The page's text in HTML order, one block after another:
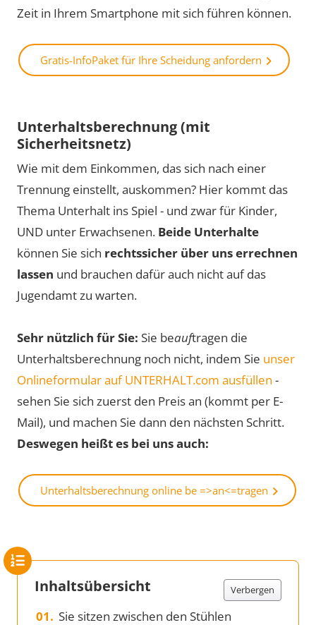
Zeit in Ihrem Smartphone mit sich führen können.
Gratis-InfoPaket für Ihre Scheidung anfordern
Unterhaltsberechnung (mit
Sicherheitsnetz)
Wie mit dem Einkommen, das sich nach einer
Trennung einstellt, auskommen? Hier kommt das
Thema Unterhalt ins Spiel - und zwar für Kinder,
UND unter Erwachsenen. Beide Unterhalte
können Sie sich rechtssicher über uns errechnen
lassen und brauchen dafür auch nicht auf das
Jugendamt zu warten.
Sehr nützlich für Sie: Sie beauftragen die
Unterhaltsberechnung noch nicht, indem Sie unser
Onlineformular auf UNTERHALT.com ausfüllen -
sehen Sie sich zuerst den Preis an (kommt per E-
Mail), und machen Sie dann den nächsten Schritt.
Deswegen heißt es bei uns auch:
Unterhaltsberechnung online be =>an<=tragen
Inhaltsübersicht Verbergen
Sie sitzen zwischen den Stühlen